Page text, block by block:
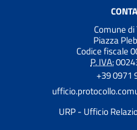
Comune
Piazza
Codice fiscale
P. IVA:
+39 0971
URP - Ufficio